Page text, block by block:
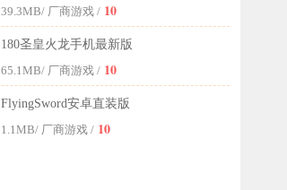
39.3MB/ 厂商游戏 / 10
180圣皇火龙手机最新版
65.1MB/ 厂商游戏 / 10
FlyingSword安卓直装版
1.1MB/ 厂商游戏 / 10